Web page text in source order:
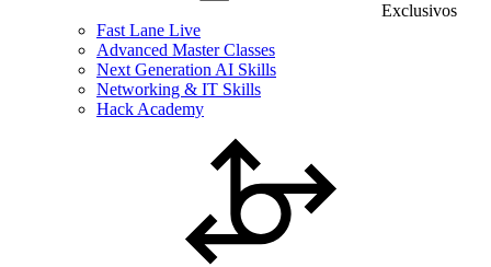
Exclusivos
Fast Lane Live
Advanced Master Classes
Next Generation AI Skills
Networking & IT Skills
Hack Academy